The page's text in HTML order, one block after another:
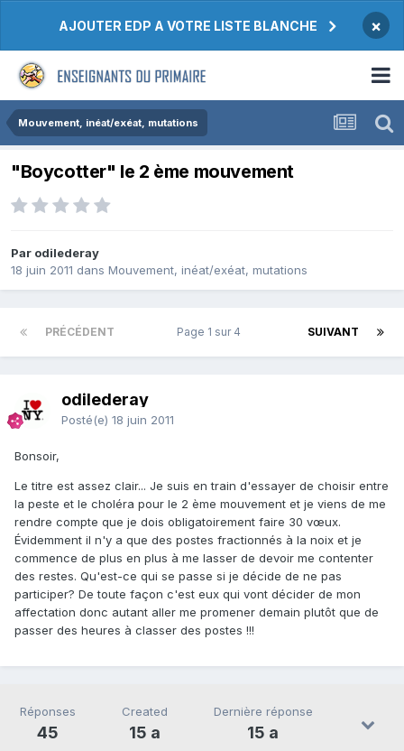
AJOUTER EDP A VOTRE LISTE BLANCHE ×
Mouvement, inéat/exéat, mutations
"Boycotter" le 2 ème mouvement
Par odilederay
18 juin 2011 dans Mouvement, inéat/exéat, mutations
PRÉCÉDENT SUIVANT
Page 1 sur 4
odilederay
Posté(e) 18 juin 2011
Bonsoir,
Le titre est assez clair... Je suis en train d'essayer de choisir entre
la peste et le choléra pour le 2 ème mouvement et je viens de me
rendre compte que je dois obligatoirement faire 30 vœux.
Évidemment il n'y a que des postes fractionnés à la noix et je
commence de plus en plus à me lasser de devoir me contenter
des restes. Qu'est-ce qui se passe si je décide de ne pas
participer? De toute façon c'est eux qui vont décider de mon
affectation donc autant aller me promener demain plutôt que de
passer des heures à classer des postes !!!
Réponses
45
Created
15 a
Dernière réponse
15 a